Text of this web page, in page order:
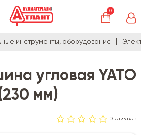
0
инструменты, оборудование
угловая YATO
мм)
0 отзывов